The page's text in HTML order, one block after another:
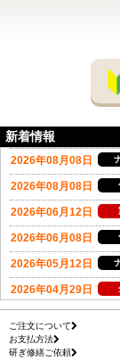
新着情報
ご注文について
お支払方法
研ぎ修繕ご依頼